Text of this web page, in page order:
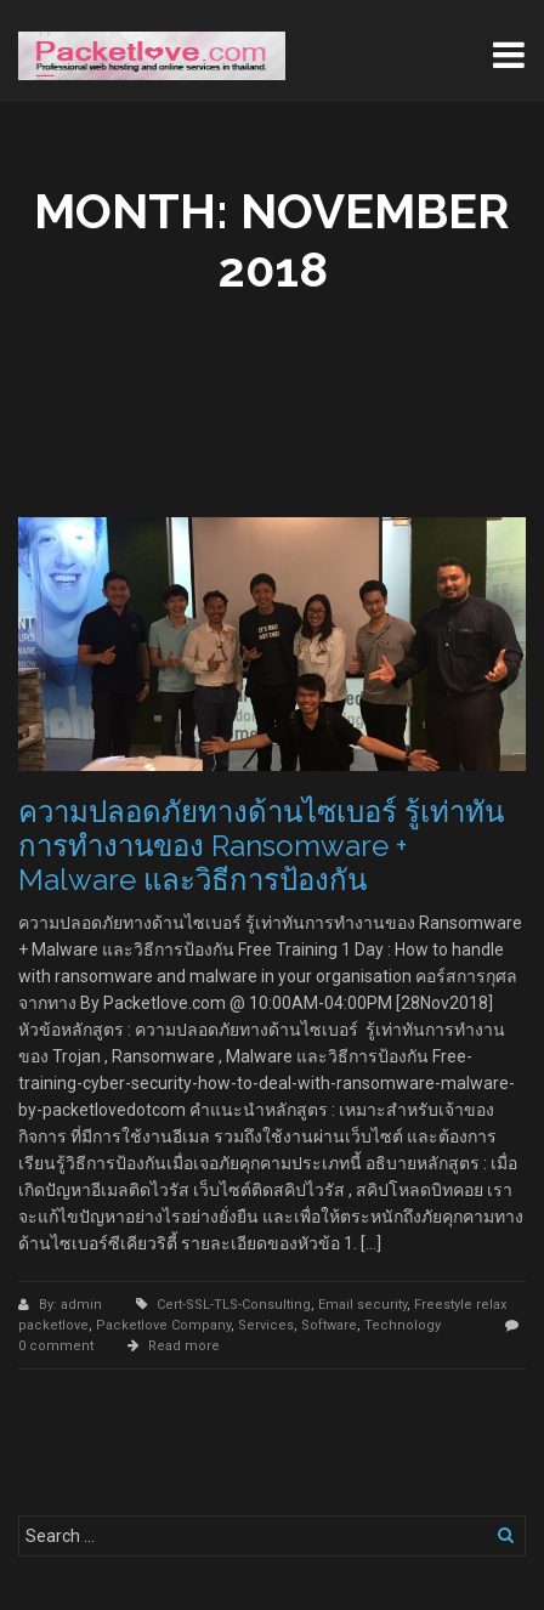
MONTH: NOVEMBER
2018
ความปลอดภัยทางด้านไซเบอร์ รู้เท่าทัน
การทำงานของ Ransomware +
Malware และวิธีการป้องกัน
ความปลอดภัยทางด้านไซเบอร์ รู้เท่าทันการทำงานของ Ransomware
+ Malware และวิธีการป้องกัน Free Training 1 Day : How to handle
with ransomware and malware in your organisation คอร์สการกุศล
จากทาง By Packetlove.com @ 10:00AM-04:00PM [28Nov2018]
หัวข้อหลักสูตร : ความปลอดภัยทางด้านไซเบอร์ รู้เท่าทันการทำงาน
ของ Trojan , Ransomware , Malware และวิธีการป้องกัน Free-
training-cyber-security-how-to-deal-with-ransomware-malware-
by-packetlovedotcom คำแนะนำหลักสูตร : เหมาะสำหรับเจ้าของ
กิจการ ที่มีการใช้งานอีเมล รวมถึงใช้งานผ่านเว็บไซต์ และต้องการ
เรียนรู้วิธีการป้องกันเมื่อเจอภัยคุกคามประเภทนี้ อธิบายหลักสูตร : เมื่อ
เกิดปัญหาอีเมลติดไวรัส เว็บไซต์ติดสคิปไวรัส , สคิปโหลดบิทคอย เรา
จะแก้ไขปัญหาอย่างไรอย่างยั่งยืน และเพื่อให้ตระหนักถึงภัยคุกคามทาง
ด้านไซเบอร์ซีเคียวริตี้ รายละเอียดของหัวข้อ 1. […]
By: admin Cert-SSL-TLS-Consulting, Email security, Freestyle relax
packetlove, Packetlove Company, Services, Software, Technology
0 comment
Read more